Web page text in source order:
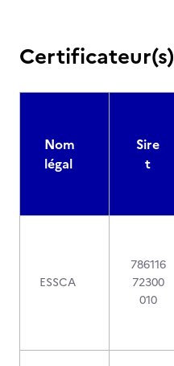
Certificateur(s)
Nom
légal
Sire
t
ESSCA
786116
72300
010